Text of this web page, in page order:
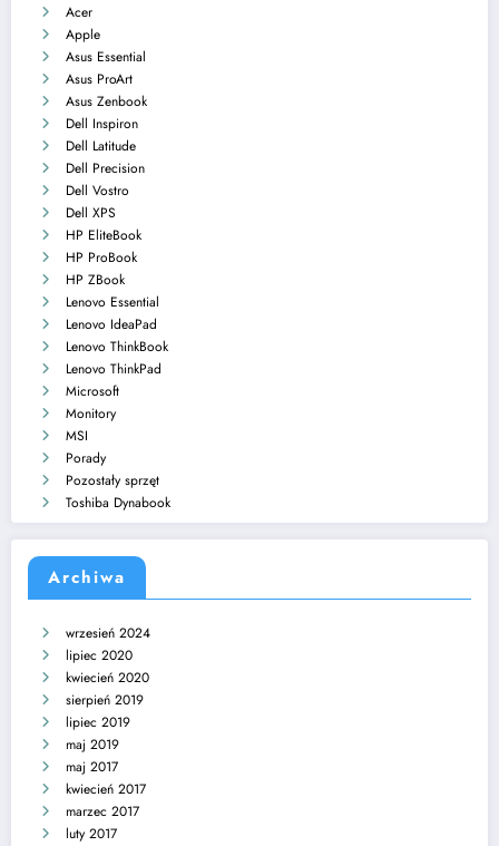
Acer
Apple
Asus Essential
Asus ProArt
Asus Zenbook
Dell Inspiron
Dell Latitude
Dell Precision
Dell Vostro
Dell XPS
HP EliteBook
HP ProBook
HP ZBook
Lenovo Essential
Lenovo IdeaPad
Lenovo ThinkBook
Lenovo ThinkPad
Microsoft
Monitory
MSI
Porady
Pozostały sprzęt
Toshiba Dynabook
Archiwa
wrzesień 2024
lipiec 2020
kwiecień 2020
sierpień 2019
lipiec 2019
maj 2019
maj 2017
kwiecień 2017
marzec 2017
luty 2017